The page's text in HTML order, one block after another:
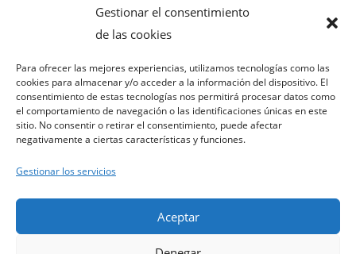
Gestionar el consentimiento
de las cookies
Para ofrecer las mejores experiencias, utilizamos tecnologías como las
cookies para almacenar y/o acceder a la información del dispositivo. El
consentimiento de estas tecnologías nos permitirá procesar datos como
el comportamiento de navegación o las identificaciones únicas en este
sitio. No consentir o retirar el consentimiento, puede afectar
negativamente a ciertas características y funciones.
Gestionar los servicios
Aceptar